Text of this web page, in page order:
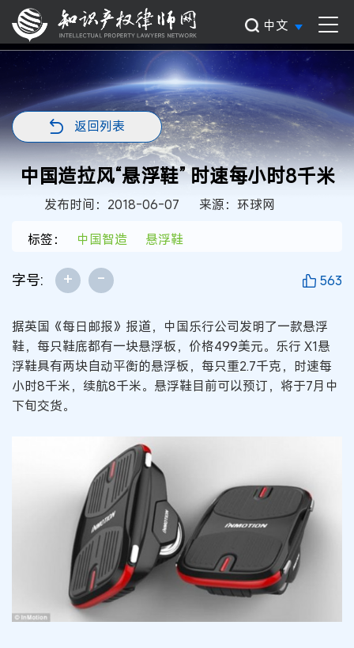
中文
返回列表
中国造拉风“悬浮鞋” 时速每小时8千米
发布时间：2018-06-07
来源：环球网
标签：
中国智造 悬浮鞋
字号: + - 563
据英国《每日邮报》报道，中国乐行公司发明了一款悬浮
鞋，每只鞋底都有一块悬浮板，价格499美元。乐行 X1悬
浮鞋具有两块自动平衡的悬浮板，每只重2.7千克，时速每
小时8千米，续航8千米。悬浮鞋目前可以预订，将于7月中
下旬交货。